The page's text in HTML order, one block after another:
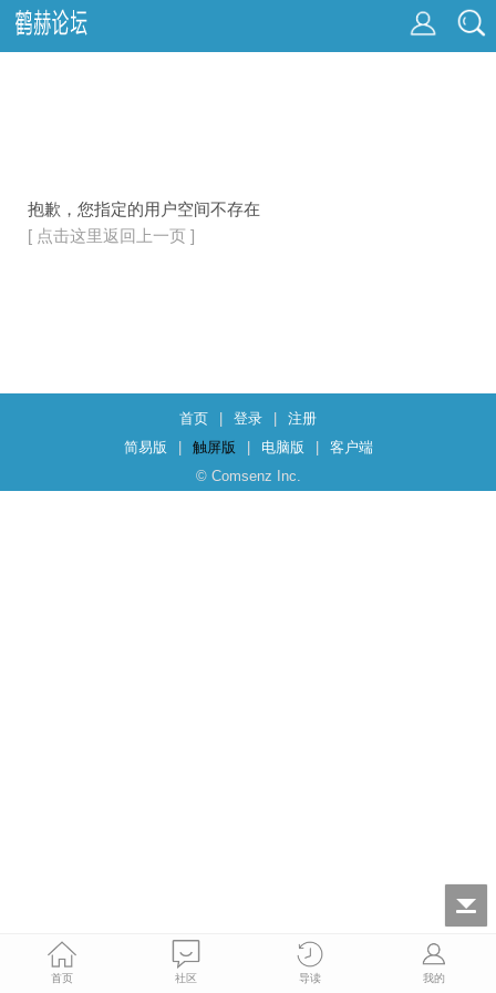
抱歉，您指定的用户空间不存在
[ 点击这里返回上一页 ]
首页 登录
注册
简易版
触屏版 电脑版
客户端
© Comsenz Inc.
首页 社区 导读 我的